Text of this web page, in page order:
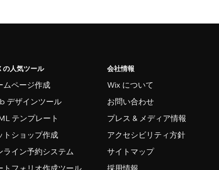
の人気ツール
ムページ作成
デザインツール
テンプレート
トショップ作成
ライン予約システム
トフォリオ作成ツール
会社情報
Wix について
お問い合わせ
プレス & メディア情報
アクセシビリティ方針
サイトマップ
採用情報